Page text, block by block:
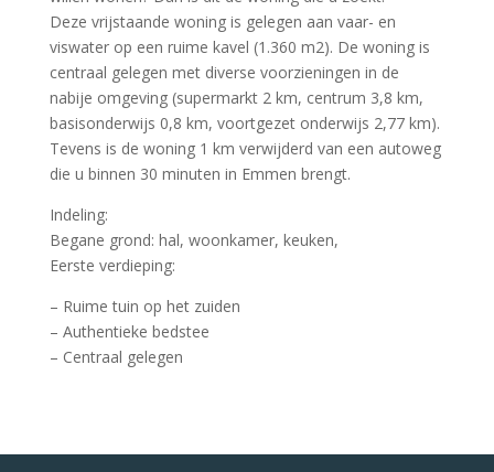
Deze vrijstaande woning is gelegen aan vaar- en
viswater op een ruime kavel (1.360 m2). De woning is
centraal gelegen met diverse voorzieningen in de
nabije omgeving (supermarkt 2 km, centrum 3,8 km,
basisonderwijs 0,8 km, voortgezet onderwijs 2,77 km).
Tevens is de woning 1 km verwijderd van een autoweg
die u binnen 30 minuten in Emmen brengt.
Indeling:
Begane grond: hal, woonkamer, keuken,
Eerste verdieping:
– Ruime tuin op het zuiden
– Authentieke bedstee
– Centraal gelegen